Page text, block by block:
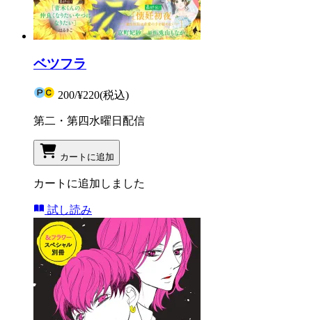
ベツフラ
200/¥220(税込)
第二・第四水曜日配信
カートに追加
カートに追加しました
試し読み